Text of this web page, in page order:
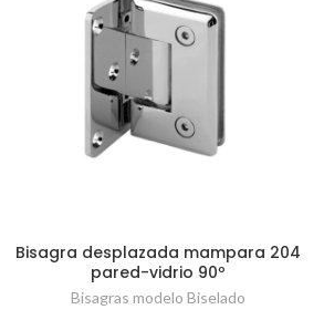
Bisagra desplazada mampara 204
pared-vidrio 90º
Bisagras modelo Biselado